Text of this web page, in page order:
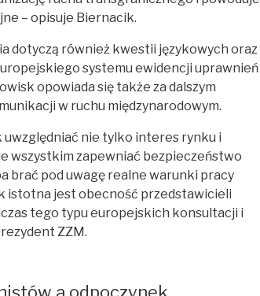
– opisuje Biernacik.
dotyczą również kwestii językowych oraz
systemu ewidencji uprawnień
opowiada się także za dalszym
w ruchu międzynarodowym.
uwzględniać nie tylko interes rynku i
wszystkim zapewniać bezpieczeństwo
brać pod uwagę realne warunki pracy
istotna jest obecność przedstawicieli
tego typu europejskich konsultacji i
ZZM.
a odpoczynek